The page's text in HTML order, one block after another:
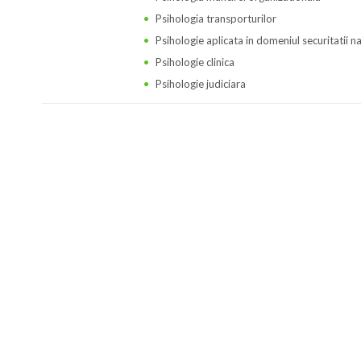
Psihologia transporturilor
Psihologie aplicata in domeniul securitatii
Psihologie clinica
Psihologie judiciara